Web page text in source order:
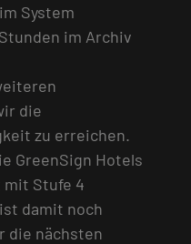
System
im Archiv
die
zu erreichen.
GreenSign Hotels
Stufe 4
damit noch
die nächsten